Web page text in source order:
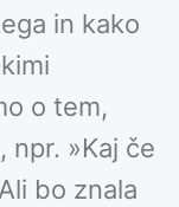
in kako
o tem,
npr. »Kaj če
bo znala